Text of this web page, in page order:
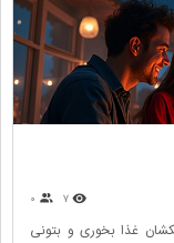
۷
غذا بخوری و بتونی